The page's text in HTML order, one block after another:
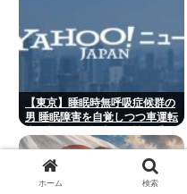
【東京】睡眠時無呼吸症候群の
男 睡眠障害を自覚しつつ車運転
負わせ…「厳重処分」意見つけ
書類送検
ホーム 検索